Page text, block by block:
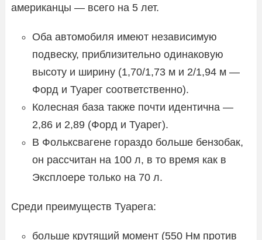
американцы — всего на 5 лет.
Оба автомобиля имеют независимую
подвеску, приблизительно одинаковую
высоту и ширину (1,70/1,73 м и 2/1,94 м —
Форд и Туарег соответственно).
Колесная база также почти идентична —
2,86 и 2,89 (Форд и Туарег).
В Фольксвагене гораздо больше бензобак,
он рассчитан на 100 л, в то время как в
Эксплоере только на 70 л.
Среди преимуществ Туарега:
больше крутящий момент (550 Нм против